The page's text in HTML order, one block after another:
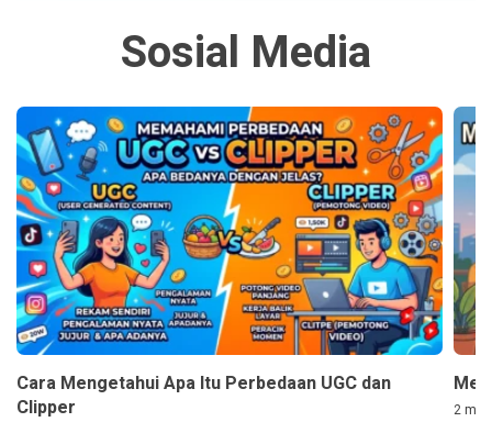
Sosial Media
Cara Mengetahui Apa Itu Perbedaan UGC dan
Clipper
2